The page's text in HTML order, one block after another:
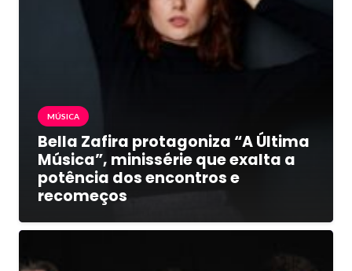
MÚSICA
Bella Zafira protagoniza “A Última
Música”, minissérie que exalta a
potência dos encontros e
recomeços